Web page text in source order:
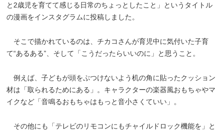
と2歳児を育てて感じる日常のちょっとしたこと」というタイトル
の漫画をインスタグラムに投稿しました。
そこで描かれているのは、チカコさんが育児中に気付いた子育
て“あるある”、そして「こうだったらいいのに」と思うこと。
例えば、子どもが頭をぶつけないよう机の角に貼ったクッション
材は「取られるためにある」。キャラクターの楽器風おもちゃやマ
イクなど「音鳴るおもちゃはもっと音小さくていい」。
その他にも「テレビのリモコンにもチャイルドロック機能を」と